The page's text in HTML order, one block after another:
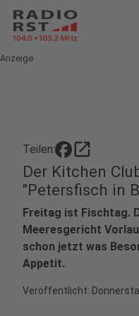
Anzeige
Teilen: open_in_new
Der Kitchen
"Petersfisch in
Freitag ist Fischtag.
Meeresgericht
schon jetzt was
Appetit.
Veröffentlicht: